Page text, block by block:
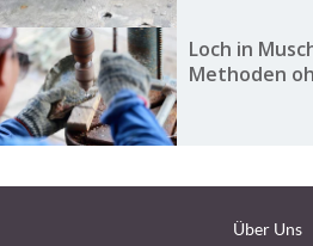
Loch in
Methoden
Über Uns